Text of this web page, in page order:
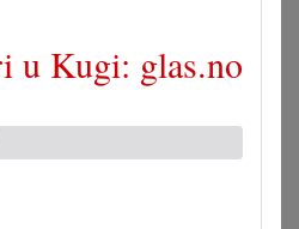
u Kugi: glas.no